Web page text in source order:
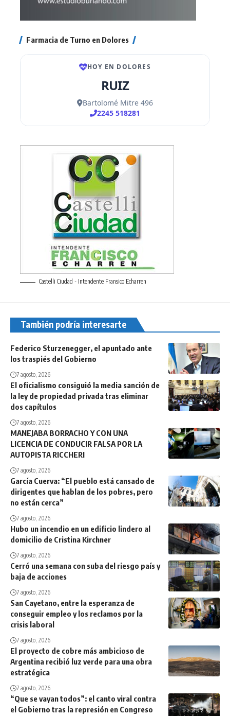
Farmacia de Turno en Dolores
Castelli Ciudad - Intendente Fransico Echarren
También podría interesarte
Federico Sturzenegger, el apuntado ante
los traspiés del Gobierno
7 agosto, 2026
El oficialismo consiguió la media sanción de
la ley de propiedad privada tras eliminar
dos capítulos
7 agosto, 2026
MANEJABA BORRACHO Y CON UNA
LICENCIA DE CONDUCIR FALSA POR LA
AUTOPISTA RICCHERI
7 agosto, 2026
García Cuerva: “El pueblo está cansado de
dirigentes que hablan de los pobres, pero
no están cerca”
7 agosto, 2026
Hubo un incendio en un edificio lindero al
domicilio de Cristina Kirchner
7 agosto, 2026
Cerró una semana con suba del riesgo país y
baja de acciones
7 agosto, 2026
San Cayetano, entre la esperanza de
conseguir empleo y los reclamos por la
crisis laboral
7 agosto, 2026
El proyecto de cobre más ambicioso de
Argentina recibió luz verde para una obra
estratégica
7 agosto, 2026
“Que se vayan todos”: el canto viral contra
el Gobierno tras la represión en Congreso